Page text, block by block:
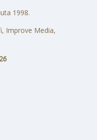
1998.
Improve Media,